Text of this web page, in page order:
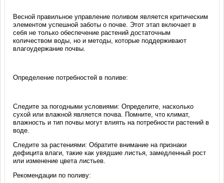
Весной правильное управление поливом является критическим
элементом успешной заботы о почве. Этот этап включает в
себя не только обеспечение растений достаточным
количеством воды, но и методы, которые поддерживают
влагоудержание почвы.
Определение потребностей в поливе:
Следите за погодными условиями: Определите, насколько
сухой или влажной является почва. Помните, что климат,
влажность и тип почвы могут влиять на потребности растений в
воде.
Следите за растениями: Обратите внимание на признаки
дефицита влаги, такие как увядшие листья, замедленный рост
или изменение цвета листьев.
Рекомендации по поливу: